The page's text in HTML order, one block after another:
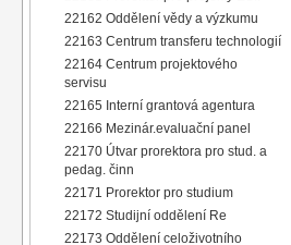
22162 Oddělení vědy a výzkumu
22163 Centrum transferu technologií
22164 Centrum projektového
servisu
22165 Interní grantová agentura
22166 Mezinár.evaluační panel
22170 Útvar prorektora pro stud. a
pedag. činn
22171 Prorektor pro studium
22172 Studijní oddělení Re
22173 Oddělení celoživotního